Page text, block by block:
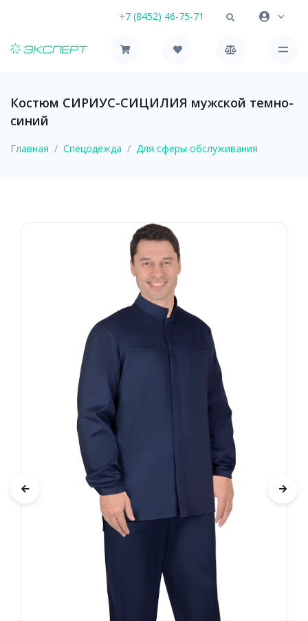
+7 (8452) 46-75-71
Костюм СИРИУС-СИЦИЛИЯ мужской темно-
синий
Главная Спецодежда Для сферы обслуживания